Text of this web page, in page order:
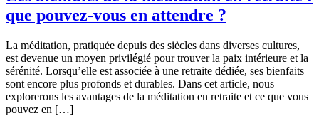
que pouvez-vous en attendre ?
La méditation, pratiquée depuis des siècles dans diverses cultures,
est devenue un moyen privilégié pour trouver la paix intérieure et la
sérénité. Lorsqu’elle est associée à une retraite dédiée, ses bienfaits
sont encore plus profonds et durables. Dans cet article, nous
explorerons les avantages de la méditation en retraite et ce que vous
pouvez en […]